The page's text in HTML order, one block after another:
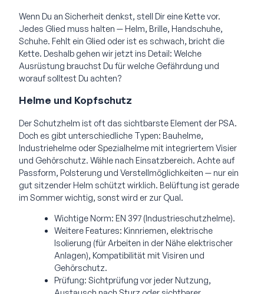
Wenn Du an Sicherheit denkst, stell Dir eine Kette vor.
Jedes Glied muss halten — Helm, Brille, Handschuhe,
Schuhe. Fehlt ein Glied oder ist es schwach, bricht die
Kette. Deshalb gehen wir jetzt ins Detail: Welche
Ausrüstung brauchst Du für welche Gefährdung und
worauf solltest Du achten?
Helme und Kopfschutz
Der Schutzhelm ist oft das sichtbarste Element der PSA.
Doch es gibt unterschiedliche Typen: Bauhelme,
Industriehelme oder Spezialhelme mit integriertem Visier
und Gehörschutz. Wähle nach Einsatzbereich. Achte auf
Passform, Polsterung und Verstellmöglichkeiten — nur ein
gut sitzender Helm schützt wirklich. Belüftung ist gerade
im Sommer wichtig, sonst wird er zur Qual.
Wichtige Norm: EN 397 (Industrieschutzhelme).
Weitere Features: Kinnriemen, elektrische
Isolierung (für Arbeiten in der Nähe elektrischer
Anlagen), Kompatibilität mit Visiren und
Gehörschutz.
Prüfung: Sichtprüfung vor jeder Nutzung,